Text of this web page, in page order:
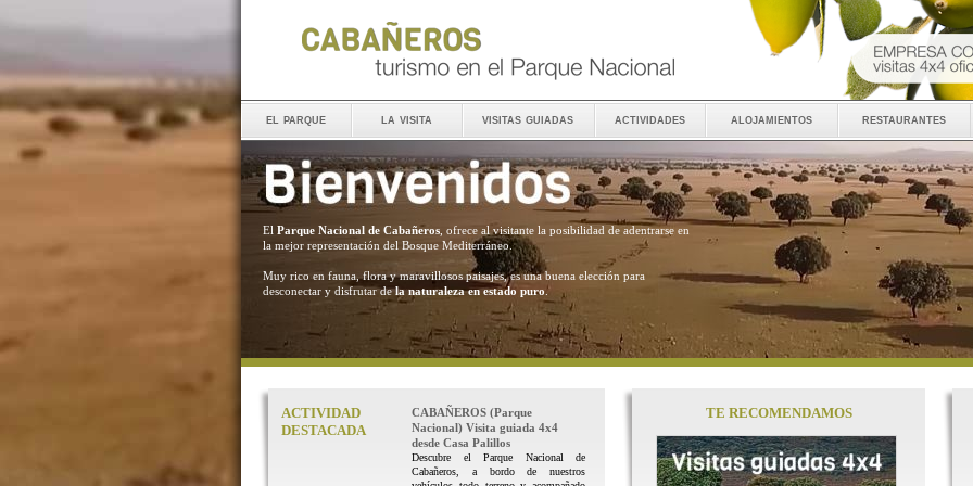
el parque la visita visitas guiadas actividades alojamientos restaurantes
El Parque Nacional de Cabañeros , ofrece al visitante la posibilidad de adentrarse en
la mejor representación del Bosque Mediterráneo.
Muy rico en fauna, flora y maravillosos paisajes, es una buena elección para
desconectar y disfrutar dela naturaleza en estado puro .
ACTIVIDAD
DESTACADA
CABAÑEROS (Parque
Nacional) Visita guiada 4x4
desde Casa Palillos
Descubre el Parque Nacional de
Cabañeros, a bordo de nuestros
TE RECOMENDAMOS